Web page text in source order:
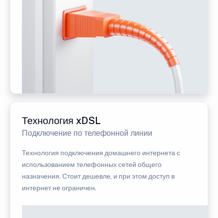
Технология xDSL
Подключение по телефонной линии
Технология подключения домашнего интернета с
использованием телефонных сетей общего
назначения. Стоит дешевле, и при этом доступ в
интернет не ограничен.